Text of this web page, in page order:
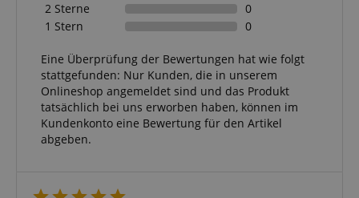
2 Sterne
0
1 Stern
0
Eine Überprüfung der Bewertungen hat wie folgt
stattgefunden: Nur Kunden, die in unserem
Onlineshop angemeldet sind und das Produkt
tatsächlich bei uns erworben haben, können im
Kundenkonto eine Bewertung für den Artikel
abgeben.